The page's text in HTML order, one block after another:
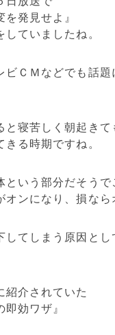
発見せよ』
ていましたね。
ＣＭなどでも話
寝苦しく朝起き
る時期ですね。
いう部分だそう
ンになり、損なら
てしまう原因と
紹介されていた
効ワザ』